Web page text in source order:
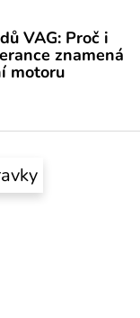
VAG: Proč i
znamená
motoru